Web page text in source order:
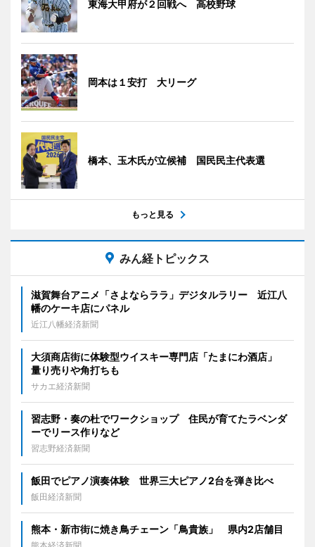
東海大甲府が２回戦へ 高校野球
岡本は１安打 大リーグ
橋本、玉木氏が立候補 国民民主代表選
もっと見る
みん経トピックス
滋賀舞台アニメ「さよならララ」デジタルラリー 近江八
幡のケーキ店にパネル
近江八幡経済新聞
大須商店街に体験型ウイスキー専門店「たまにわ酒店」
量り売りや角打ちも
サカエ経済新聞
習志野・奏の杜でワークショップ 住民が育てたラベンダ
ーでリース作りなど
習志野経済新聞
飯田でピアノ演奏体験 世界三大ピアノ2台を弾き比べ
飯田経済新聞
熊本・新市街に焼き鳥チェーン「鳥貴族」 県内2店舗目
熊本経済新聞